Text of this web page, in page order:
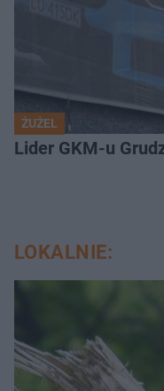
ŻUŻEL
Lider GKM-u
LOKALNIE: